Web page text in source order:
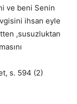
ve beni Senin
ihsan eyle
,susuzluktan
s. 594 (2)